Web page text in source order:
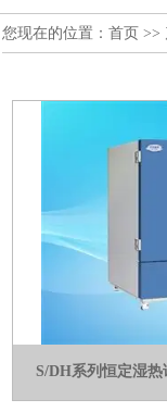
您现在的位置： 首页 >>
S/DH系列恒定湿